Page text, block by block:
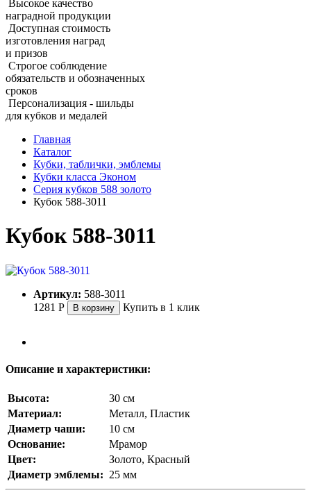
Высокое качество
наградной продукции
Доступная стоимость
изготовления наград
и призов
Строгое соблюдение
обязательств и обозначенных
сроков
Персонализация - шильды
для кубков и медалей
Главная
Каталог
Кубки, таблички, эмблемы
Кубки класса Эконом
Серия кубков 588 золото
Кубок 588‑3011
Кубок 588‑3011
Артикул: 588-3011
1281 Р В корзину Купить в 1 клик
Описание и характеристики:
Высота:
30 см
Материал:
Металл, Пластик
Диаметр чаши:
10 см
Основание:
Мрамор
Цвет:
Золото, Красный
Диаметр эмблемы: 25 мм